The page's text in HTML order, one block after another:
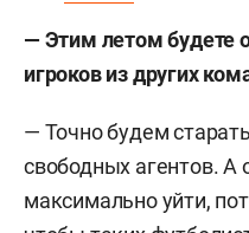
— Этим летом будете
игроков из других
— Точно будем
свободных агентов. А
максимально уйти,